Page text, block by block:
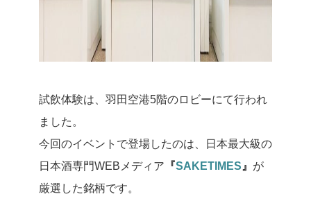
試飲体験は、羽田空港5階のロビーにて行われ
ました。
今回のイベントで登場したのは、日本最大級の
日本酒専門WEBメディア 『SAKETIMES 』 が
厳選した銘柄です。